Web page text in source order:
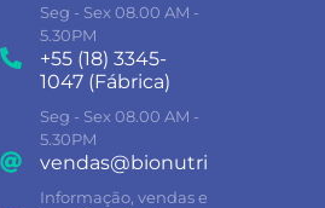
Seg - Sex 08.00 AM -
5.30PM
+55 (18) 3345-
1047 (Fábrica)
Seg - Sex 08.00 AM -
5.30PM
vendas@bionutrientes.com.br
Informação, vendas e suporte